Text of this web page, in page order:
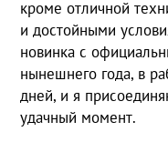
кроме отличной
и достойными
новинка с
нынешнего года, в
дней, и я
удачный момент.